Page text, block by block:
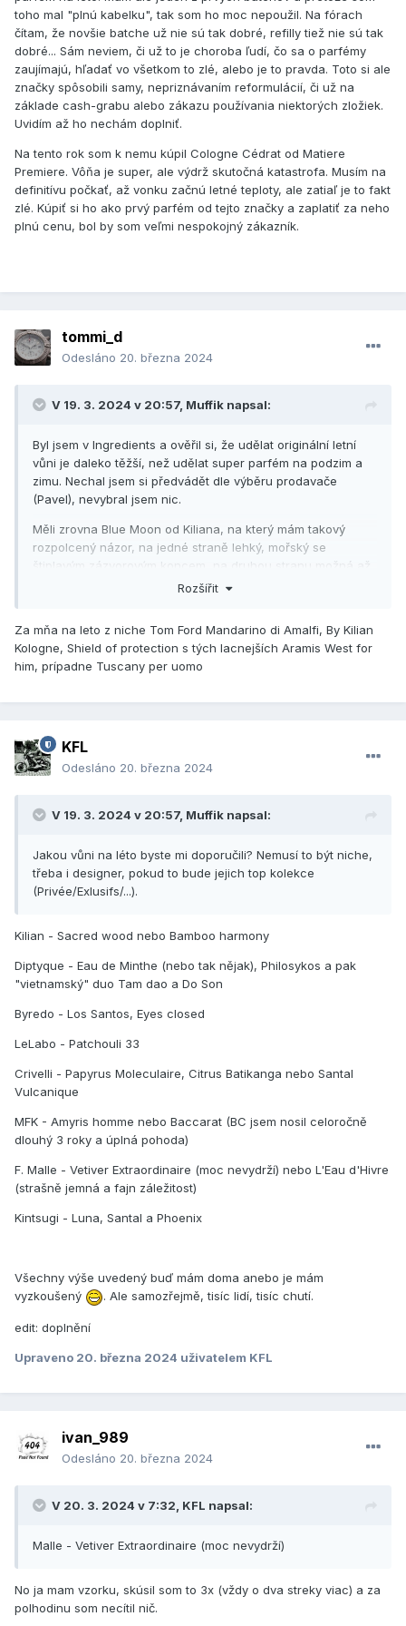
toho mal "plnú kabelku", tak som ho moc nepoužil. Na fórach
čítam, že novšie batche už nie sú tak dobré, refilly tiež nie sú tak
dobré... Sám neviem, či už to je choroba ľudí, čo sa o parfémy
zaujímajú, hľadať vo všetkom to zlé, alebo je to pravda. Toto si ale
značky spôsobili samy, nepriznávaním reformulácií, či už na
základe cash-grabu alebo zákazu používania niektorých zložiek.
Uvidím až ho nechám doplniť.
Na tento rok som k nemu kúpil Cologne Cédrat od Matiere
Premiere. Vôňa je super, ale výdrž skutočná katastrofa. Musím na
definitívu počkať, až vonku začnú letné teploty, ale zatiaľ je to fakt
zlé. Kúpiť si ho ako prvý parfém od tejto značky a zaplatiť za neho
plnú cenu, bol by som veľmi nespokojný zákazník.
tommi_d
Odesláno 20. března 2024
V 19. 3. 2024 v 20:57, Muffik napsal:
Byl jsem v Ingredients a ověřil si, že udělat originální letní
vůni je daleko těžší, než udělat super parfém na podzim a
zimu. Nechal jsem si předvádět dle výběru prodavače
(Pavel), nevybral jsem nic.
Měli zrovna Blue Moon od Kiliana, na který mám takový
rozpolcený názor, na jedné straně lehký, mořský se
štiplavým zázvorovým koncem, na druhou stranu možná až
moc syntetický (calone, ambroxan). Ta barva osvěžovače
abych si ujasnil, jestli jo, nebo ne.
Zaujala mě i 724 od MFK, krásně lehounká a svěží, bohužel
na kterou jsem s lehkýma vůněma spoléhal, mě zklamala
A tak dále, výsledek 0.
(Privée/Exlusifs/...).
Rozšířit
Za mňa na leto z niche Tom Ford Mandarino di Amalfi, By Kilian
Kologne, Shield of protection s tých lacnejších Aramis West for
him, prípadne Tuscany per uomo
KFL
Odesláno 20. března 2024
V 19. 3. 2024 v 20:57, Muffik napsal:
Jakou vůni na léto byste mi doporučili? Nemusí to být niche,
třeba i designer, pokud to bude jejich top kolekce
(Privée/Exlusifs/...).
Kilian - Sacred wood nebo Bamboo harmony
Diptyque - Eau de Minthe (nebo tak nějak), Philosykos a pak
"vietnamský" duo Tam dao a Do Son
Byredo - Los Santos, Eyes closed
LeLabo - Patchouli 33
Crivelli - Papyrus Moleculaire, Citrus Batikanga nebo Santal
Vulcanique
MFK - Amyris homme nebo Baccarat (BC jsem nosil celoročně
dlouhý 3 roky a úplná pohoda)
F. Malle - Vetiver Extraordinaire (moc nevydrží) nebo L'Eau d'Hivre
(strašně jemná a fajn záležitost)
Kintsugi - Luna, Santal a Phoenix
Všechny výše uvedený buď mám doma anebo je mám
vyzkoušený
. Ale samozřejmě, tisíc lidí, tisíc chutí.
edit: doplnění
Upraveno 20. března 2024 uživatelem KFL
ivan_989
Odesláno 20. března 2024
V 20. 3. 2024 v 7:32, KFL napsal:
Malle - Vetiver Extraordinaire (moc nevydrží)
No ja mam vzorku, skúsil som to 3x (vždy o dva streky viac) a za
polhodinu som necítil nič.